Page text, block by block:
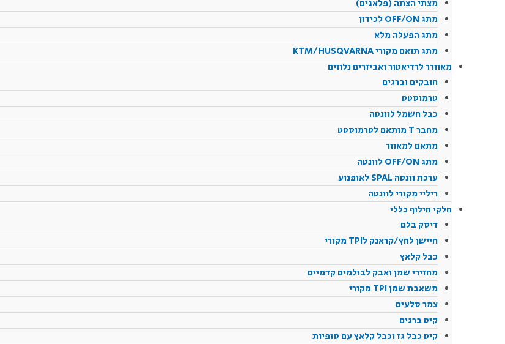
מצתי הצתה (פלאגים)
מתג OFF/ON לכידון
מתג הפעלה מלא
מתג תואם מקורי KTM/HUSQVARNA
מאוורר לרדיאטור ואביזרים נלווים
חובקים וברגים
טרמוסטט
כבל חשמל לוונטה
מחבר T מותאם לטרמוסטט
מתאם למאוור
מתג OFF/ON לוונטה
ערכת וונטה SPAL לאופנוע
ריליי מקורי לוונטה
חלקי חילוף כללי
דיסק בלם
חיישן לחץ/קראנק לTPI מקורי
כבל קלאץ
מחזירי שמן ואבק לבולמים קדמיים
משאבת שמן TPI מקורי
צמר סלעים
קיט ברגים
קיט כבל גז וכבל קלאץ עם סופיות